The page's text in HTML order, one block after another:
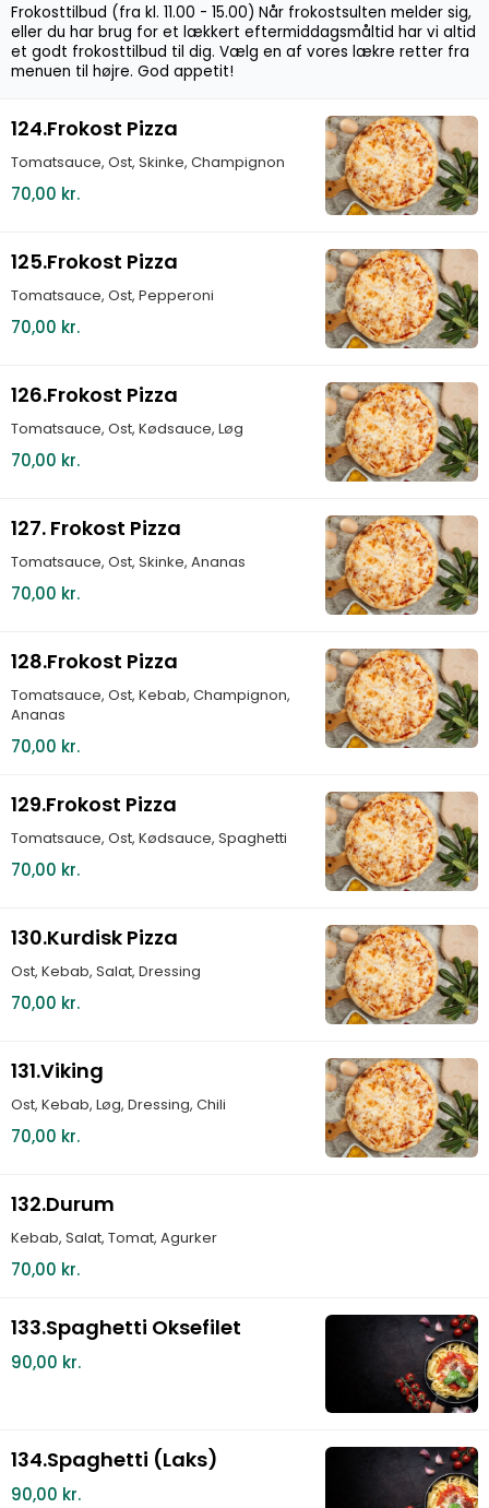
Frokosttilbud (fra kl. 11.00 - 15.00) Når frokostsulten melder sig,
eller du har brug for et lækkert eftermiddagsmåltid har vi altid
et godt frokosttilbud til dig. Vælg en af vores lækre retter fra
menuen til højre. God appetit!
124.Frokost Pizza
Tomatsauce, Ost, Skinke, Champignon
70,00 kr.
125.Frokost Pizza
Tomatsauce, Ost, Pepperoni
70,00 kr.
126.Frokost Pizza
Tomatsauce, Ost, Kødsauce, Løg
70,00 kr.
127. Frokost Pizza
Tomatsauce, Ost, Skinke, Ananas
70,00 kr.
128.Frokost Pizza
Tomatsauce, Ost, Kebab, Champignon,
Ananas
70,00 kr.
129.Frokost Pizza
Tomatsauce, Ost, Kødsauce, Spaghetti
70,00 kr.
130.Kurdisk Pizza
Ost, Kebab, Salat, Dressing
70,00 kr.
131.Viking
Ost, Kebab, Løg, Dressing, Chili
70,00 kr.
132.Durum
Kebab, Salat, Tomat, Agurker
70,00 kr.
133.Spaghetti Oksefilet
90,00 kr.
134.Spaghetti (Laks)
90,00 kr.